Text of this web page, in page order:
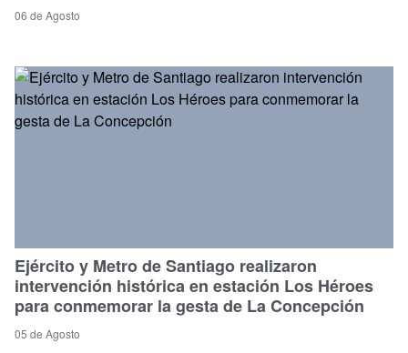
06 de Agosto
Ejército y Metro de Santiago realizaron
intervención histórica en estación Los Héroes
para conmemorar la gesta de La Concepción
05 de Agosto